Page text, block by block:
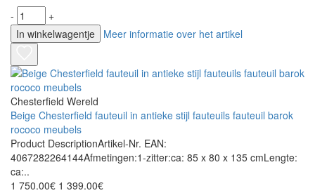
-
+
In winkelwagentje
Meer informatie over het artikel
Chesterfield Wereld
Beige Chesterfield fauteuil in antieke stijl fauteuils fauteuil barok
rococo meubels
Product DescriptionArtikel-Nr. EAN:
4067282264144Afmetingen:1-zitter:ca: 85 x 80 x 135 cmLengte:
ca:..
1 750.00€ 1 399.00€